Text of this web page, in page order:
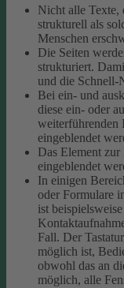
Nicht alle Texte,
strukturell als
Menschen
Die Seiten
strukturiert.
und die Schnell-
Bei ein- und
diese ein- oder
weiterführenden
eingeblendet
Das Element
eingeblendet
In einigen
oder Formulare
ist
Fall. Der
möglich ist,
obwohl das an
möglich, alle